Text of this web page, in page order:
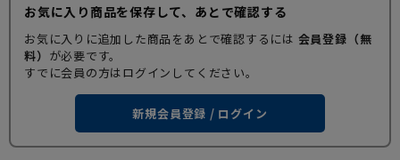
お気に入り商品を保存して、あとで確認する
お気に入りに追加した商品をあとで確認するには 会員登録（無
料） が必要です。
すでに会員の方はログインしてください。
新規会員登録 / ログイン